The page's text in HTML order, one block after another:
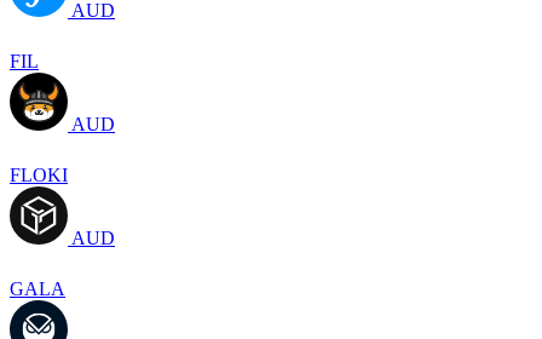
AUD
FIL
AUD
FLOKI
AUD
GALA